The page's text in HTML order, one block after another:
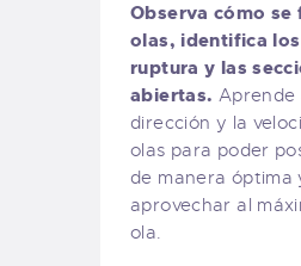
Observa cómo se
olas, identifica
ruptura y las
abiertas. Aprende
dirección y la
olas para poder
de manera óptima
aprovechar al
ola.